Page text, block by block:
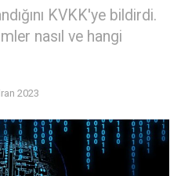
KVKK'ye bildirdi.
nasıl ve hangi
2023